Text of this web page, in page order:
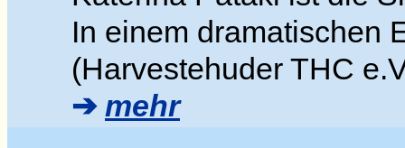
In einem dramatischen
(Harvestehuder THC e.V
➔ mehr